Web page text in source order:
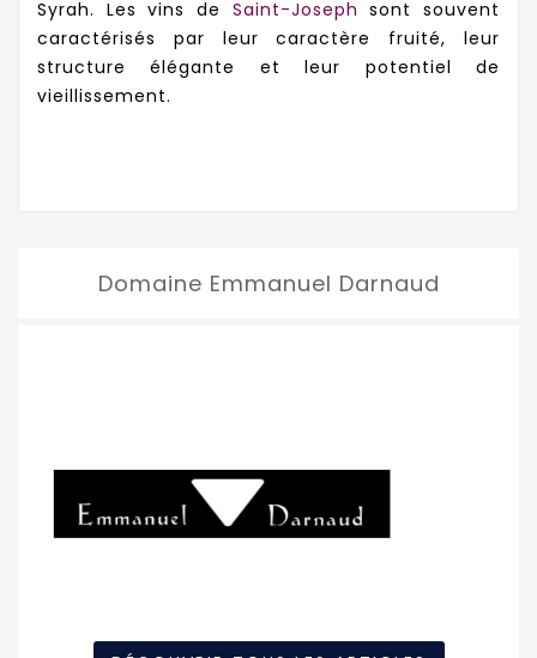
Syrah. Les vins de Saint-Joseph sont souvent
caractérisés par leur caractère fruité, leur
structure élégante et leur potentiel de
vieillissement.
Domaine Emmanuel Darnaud